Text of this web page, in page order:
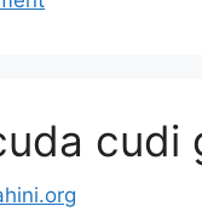
cudi